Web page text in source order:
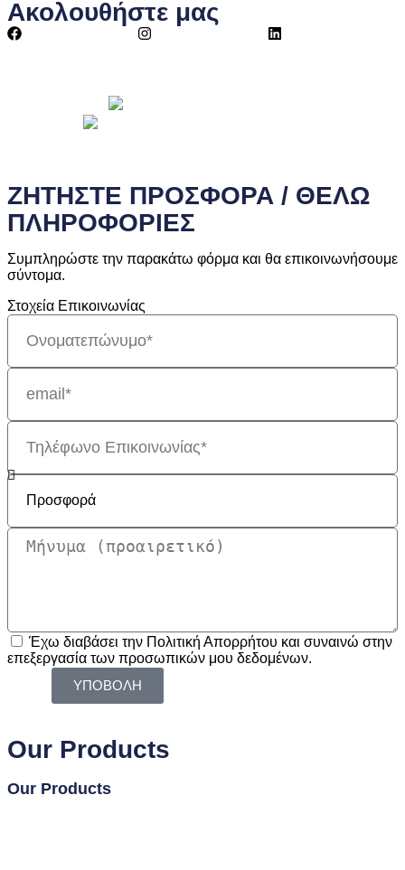
Ακολουθήστε μας
ΖΗΤΗΣΤΕ ΠΡΟΣΦΟΡΑ / ΘΕΛΩ
ΠΛΗΡΟΦΟΡΙΕΣ
Συμπληρώστε την παρακάτω φόρμα και θα επικοινωνήσουμε
σύντομα.
Στοχεία Επικοινωνίας
Έχω διαβάσει την Πολιτική Απορρήτου και συναινώ στην
επεξεργασία των προσωπικών μου δεδομένων.
ΥΠΟΒΟΛΗ
Our Products
Our Products